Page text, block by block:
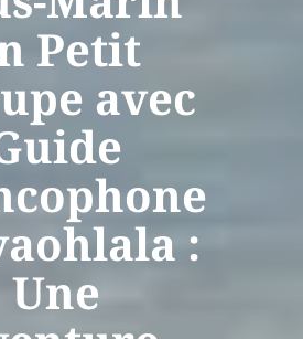
Petit
avec
:
Une